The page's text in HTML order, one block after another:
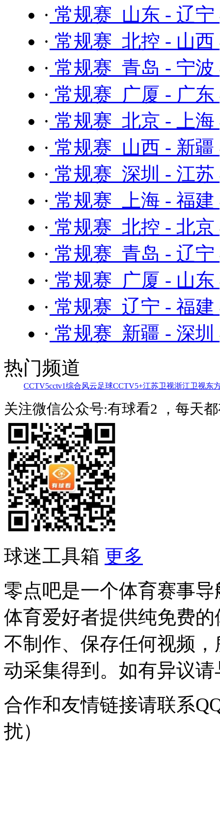
· 常规赛 山东 - 辽宁
· 常规赛 北控 - 山西
· 常规赛 青岛 - 宁波
· 常规赛 广厦 - 广东
· 常规赛 北京 - 上海
· 常规赛 山西 - 新疆
· 常规赛 深圳 - 江苏
· 常规赛 上海 - 福建
· 常规赛 北控 - 北京
· 常规赛 青岛 - 辽宁
· 常规赛 广厦 - 山东
· 常规赛 辽宁 - 福建
· 常规赛 新疆 - 深圳
热门频道
CCTV5cctv1综合风云足球CCTV5+江苏卫视浙江卫视东
关注微信公众号:有球看2 ，每天
球迷工具箱 更多
零点吧是一个体育赛事
体育爱好者提供纯免费
不制作、保存任何视频
动采集得到。如有异议
合作和友情链接请联系
扰）